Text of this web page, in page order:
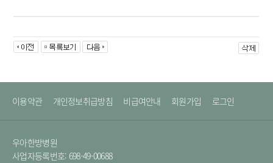
이용약관 개인정보취급방침 비급여안내 회원가입 로그인
우아한방병원
사업자등록번호: 698-49-00688